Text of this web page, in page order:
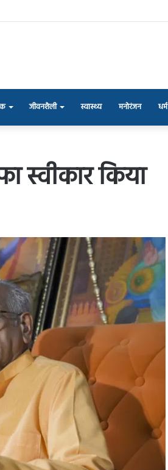
जीवनशैली स्वास्थ्य मनोरंजन धर्म
स्वीकार किया